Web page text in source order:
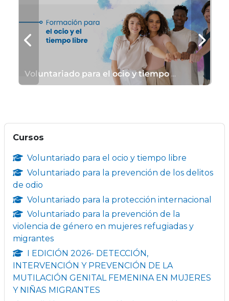
Nombre del curso
Voluntariado para el ocio y tiempo libre
Categoría del curso
Salta Cursos
Cursos
Voluntariado para el ocio y tiempo libre
Voluntariado para la prevención de los delitos
de odio
Voluntariado para la protección internacional
Voluntariado para la prevención de la
violencia de género en mujeres refugiadas y
migrantes
I EDICIÓN 2026- DETECCIÓN,
INTERVENCIÓN Y PREVENCIÓN DE LA
MUTILACIÓN GENITAL FEMENINA EN MUJERES
Y NIÑAS MIGRANTES